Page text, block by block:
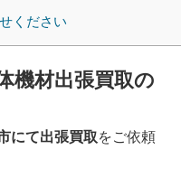
ください
機材出張買取の
にて出張買取をご依頼